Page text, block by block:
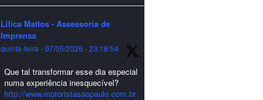
Lilica Mattos - Assessoria de
Imprensa
quinta-feira - 07/05/2026 - 23:18:54
Que tal transformar esse dia especial
numa experiência inesquecível?
http://www.motoristasaopaulo.com.br